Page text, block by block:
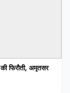
फिरौती, अमृतसर